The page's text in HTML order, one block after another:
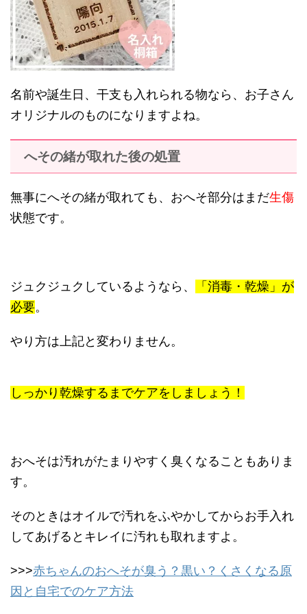
名前や誕生日、干支も入れられる物なら、お子さん
オリジナルのものになりますよね。
へその緒が取れた後の処置
無事にへその緒が取れても、おへそ部分はまだ生傷
状態です。
ジュクジュクしているようなら、
「消毒・乾燥」が
必要。
やり方は上記と変わりません。
しっかり乾燥するまでケアをしましょう！
おへそは汚れがたまりやすく臭くなることもありま
す。
そのときはオイルで汚れをふやかしてからお手入れ
してあげるとキレイに汚れも取れますよ。
>>>赤ちゃんのおへそが臭う？黒い？くさくなる原
因と自宅でのケア方法